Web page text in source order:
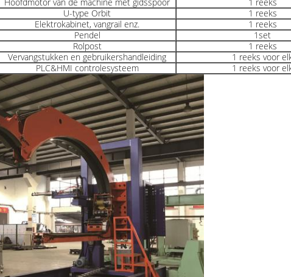
U-type Orbit
1 reeks
Elektrokabinet, vangrail enz.
1 reeks
Pendel
1set
Rolpost
1 reeks
Vervangstukken en gebruikershandleiding
1 reeks voor
PLC&HMI controlesysteem
1 reeks voor